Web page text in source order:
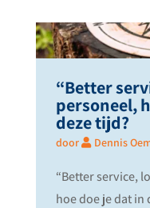
“Better
personeel,
deze tijd?
door Dennis
“Better service,
hoe doe je dat in